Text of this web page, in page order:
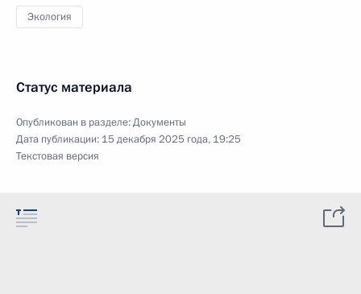
Экология
Статус материала
Опубликован в разделе:Документы
Дата публикации: 15 декабря 2025 года, 19:25
Текстовая версия